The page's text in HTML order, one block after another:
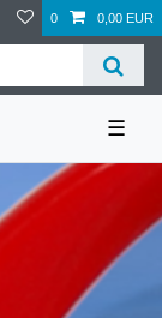
0 0,00 EUR
☰